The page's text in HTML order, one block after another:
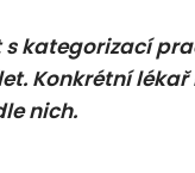
kategorizací
Konkrétní lékař
nich.